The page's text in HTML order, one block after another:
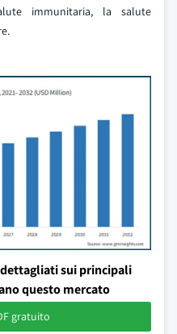
immunitaria, la salute
sui principali
questo mercato
gratuito